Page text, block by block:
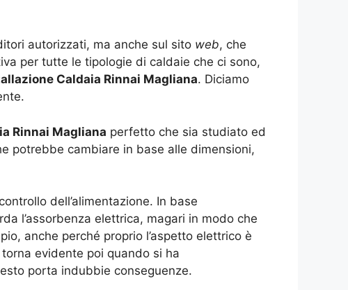
autorizzati, ma anche sul sito web, che
per tutte le tipologie di caldaie che ci sono,
Caldaia Rinnai Magliana. Diciamo
Rinnai Magliana perfetto che sia studiato ed
potrebbe cambiare in base alle dimensioni,
dell’alimentazione. In base
l’assorbenza elettrica, magari in modo che
anche perché proprio l’aspetto elettrico è
evidente poi quando si ha
porta indubbie conseguenze.